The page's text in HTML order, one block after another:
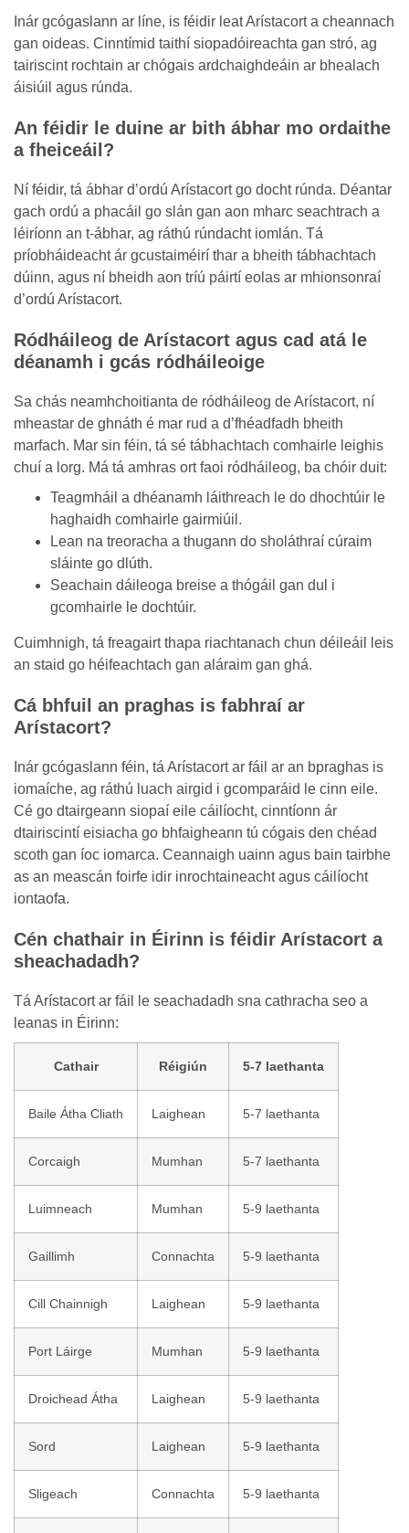
Inár gcógaslann ar líne, is féidir leat Arístacort a cheannach
gan oideas. Cinntímid taithí siopadóireachta gan stró, ag
tairiscint rochtain ar chógais ardchaighdeáin ar bhealach
áisiúil agus rúnda.
An féidir le duine ar bith ábhar mo ordaithe
a fheiceáil?
Ní féidir, tá ábhar d’ordú Arístacort go docht rúnda. Déantar
gach ordú a phacáil go slán gan aon mharc seachtrach a
léiríonn an t-ábhar, ag ráthú rúndacht iomlán. Tá
príobháideacht ár gcustaiméirí thar a bheith tábhachtach
dúinn, agus ní bheidh aon tríú páirtí eolas ar mhionsonraí
d’ordú Arístacort.
Ródháileog de Arístacort agus cad atá le
déanamh i gcás ródháileoige
Sa chás neamhchoitianta de ródháileog de Arístacort, ní
mheastar de ghnáth é mar rud a d’fhéadfadh bheith
marfach. Mar sin féin, tá sé tábhachtach comhairle leighis
chuí a lorg. Má tá amhras ort faoi ródháileog, ba chóir duit:
Teagmháil a dhéanamh láithreach le do dhochtúir le
haghaidh comhairle gairmiúil.
Lean na treoracha a thugann do sholáthraí cúraim
sláinte go dlúth.
Seachain dáileoga breise a thógáil gan dul i
gcomhairle le dochtúir.
Cuimhnigh, tá freagairt thapa riachtanach chun déileáil leis
an staid go héifeachtach gan aláraim gan ghá.
Cá bhfuil an praghas is fabhraí ar
Arístacort?
Inár gcógaslann féin, tá Arístacort ar fáil ar an bpraghas is
iomaíche, ag ráthú luach airgid i gcomparáid le cinn eile.
Cé go dtairgeann siopaí eile cáilíocht, cinntíonn ár
dtairiscintí eisiacha go bhfaigheann tú cógais den chéad
scoth gan íoc iomarca. Ceannaigh uainn agus bain tairbhe
as an meascán foirfe idir inrochtaineacht agus cáilíocht
iontaofa.
Cén chathair in Éirinn is féidir Arístacort a
sheachadadh?
Tá Arístacort ar fáil le seachadadh sna cathracha seo a
leanas in Éirinn:
Cathair Réigiún 5-7 laethanta
Baile Átha Cliath Laighean 5-7 laethanta
Corcaigh Mumhan 5-7 laethanta
Luimneach Mumhan 5-9 laethanta
Gaillimh Connachta 5-9 laethanta
Cill Chainnigh Laighean 5-9 laethanta
Port Láirge Mumhan 5-9 laethanta
Droichead Átha Laighean 5-9 laethanta
Sord Laighean 5-9 laethanta
Sligeach Connachta 5-9 laethanta